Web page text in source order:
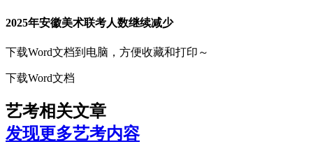
2025年安徽美术联考人数继续减少
下载Word文档到电脑，方便收藏和打印～
下载Word文档
艺考相关文章
发现更多艺考内容